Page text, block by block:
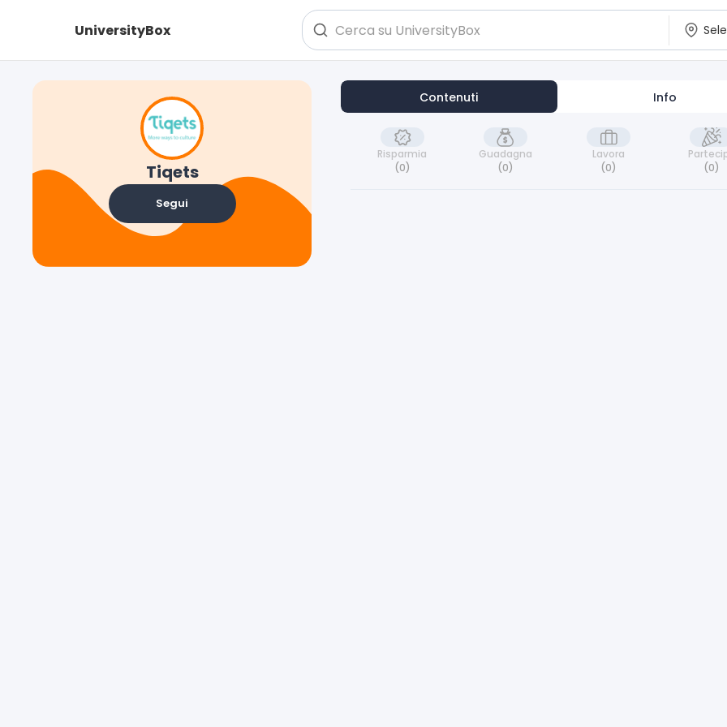
UniversityBox
Tiqets
Segui
Contenuti Info
Risparmia
(0)
Guadagna
(0)
Lavora
(0)
(0)